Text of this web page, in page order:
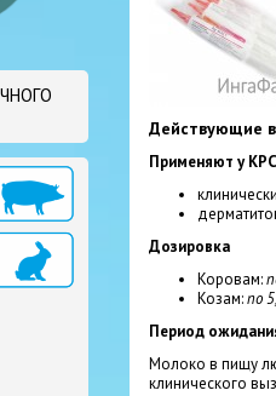
Действующие
Применяют у
Дозировка
Коровам:
Козам:по
Период
Молоко в пищу
клинического